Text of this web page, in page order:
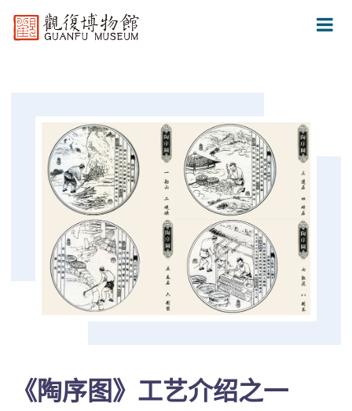
《陶序图》工艺介绍之一